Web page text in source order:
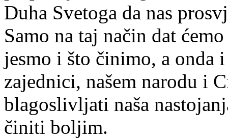
Duha Svetoga da nas
Samo na taj način dat
jesmo i što činimo, a
zajednici, našem narodu i
blagoslivljati naša
činiti boljim.